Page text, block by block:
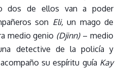
dos de ellos van a poder
son Eli, un mago de
medio genio (Djinn)– medio
detective de la policía y
su espíritu guía Kay